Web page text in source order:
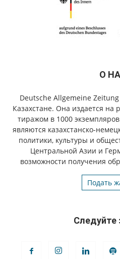
О
Deutsche Allgemeine
Казахстане. Она издается на
тиражом в 1000
являются казахстанско-
политики, культуры и
Центральной Азии и
возможности получения
Подать
Следуйте